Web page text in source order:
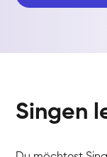
Singen